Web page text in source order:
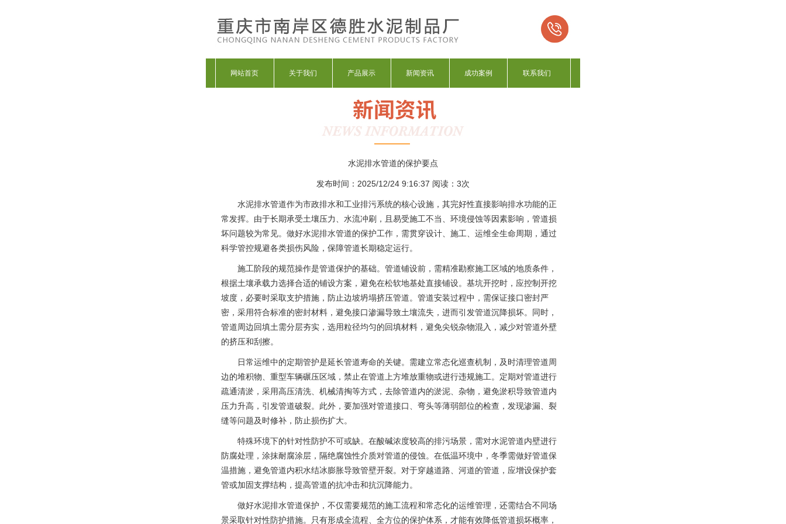
网站首页 关于我们 产品展示 新闻资讯 成功案例 联系我们
水泥排水管道的保护要点
发布时间：2025/12/24 9:16:37 阅读： 3次
水泥排水管道作为市政排水和工业排污系统的核心设施，其完好性直接影响排水功能的正
常发挥。由于长期承受土壤压力、水流冲刷，且易受施工不当、环境侵蚀等因素影响，管道损
坏问题较为常见。做好水泥排水管道的保护工作，需贯穿设计、施工、运维全生命周期，通过
科学管控规避各类损伤风险，保障管道长期稳定运行。
施工阶段的规范操作是管道保护的基础。管道铺设前，需精准勘察施工区域的地质条件，
根据土壤承载力选择合适的铺设方案，避免在松软地基处直接铺设。基坑开挖时，应控制开挖
坡度，必要时采取支护措施，防止边坡坍塌挤压管道。管道安装过程中，需保证接口密封严
密，采用符合标准的密封材料，避免接口渗漏导致土壤流失，进而引发管道沉降损坏。同时，
管道周边回填土需分层夯实，选用粒径均匀的回填材料，避免尖锐杂物混入，减少对管道外壁
的挤压和刮擦。
日常运维中的定期管护是延长管道寿命的关键。需建立常态化巡查机制，及时清理管道周
边的堆积物、重型车辆碾压区域，禁止在管道上方堆放重物或进行违规施工。定期对管道进行
疏通清淤，采用高压清洗、机械清掏等方式，去除管道内的淤泥、杂物，避免淤积导致管道内
压力升高，引发管道破裂。此外，要加强对管道接口、弯头等薄弱部位的检查，发现渗漏、裂
缝等问题及时修补，防止损伤扩大。
特殊环境下的针对性防护不可或缺。在酸碱浓度较高的排污场景，需对水泥管道内壁进行
防腐处理，涂抹耐腐涂层，隔绝腐蚀性介质对管道的侵蚀。在低温环境中，冬季需做好管道保
温措施，避免管道内积水结冰膨胀导致管壁开裂。对于穿越道路、河道的管道，应增设保护套
管或加固支撑结构，提高管道的抗冲击和抗沉降能力。
做好水泥排水管道保护，不仅需要规范的施工流程和常态化的运维管理，还需结合不同场
景采取针对性防护措施。只有形成全流程、全方位的保护体系，才能有效降低管道损坏概率，